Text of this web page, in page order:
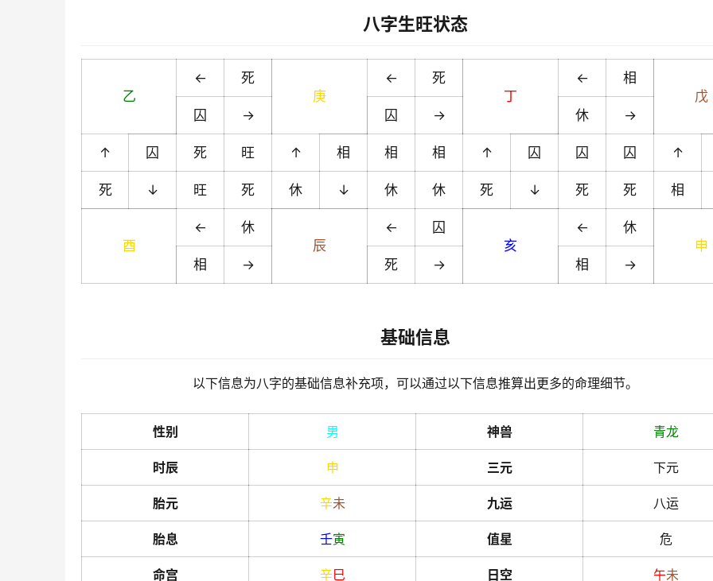
八字生旺状态
乙
←
死
庚
←
死
丁
←
相
戊
囚
→ 囚 → 休 →
↑ 囚 死 旺 ↑ 相 相 相 ↑ 囚 囚 囚 ↑
死 ↓ 旺 死 休 ↓ 休 休 死 ↓ 死 死 相
酉
←
休
辰
←
囚
亥
←
休
申
相
→ 死 → 相 →
基础信息
以下信息为八字的基础信息补充项，可以通过以下信息推算出更多的命理细节。
性别 男 神兽 青龙
时辰 申 三元 下元
胎元 辛未 九运 八运
胎息 壬寅 值星 危
命宫 辛巳 日空 午未